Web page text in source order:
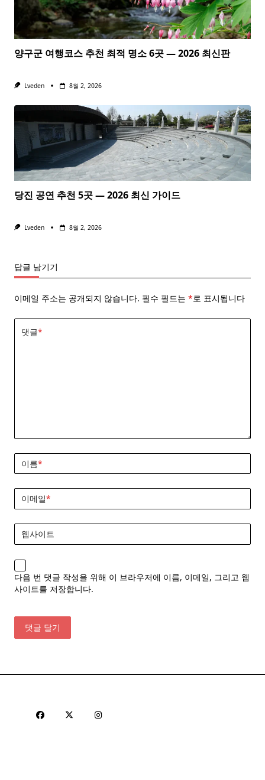
양구군 여행코스 추천 최적 명소 6곳 — 2026 최신판
Lveden 8월 2, 2026
당진 공연 추천 5곳 — 2026 최신 가이드
Lveden 8월 2, 2026
답글 남기기
이메일 주소는 공개되지 않습니다. 필수 필드는 *로 표시됩니다
댓글*
이름*
이메일*
웹사이트
다음 번 댓글 작성을 위해 이 브라우저에 이름, 이메일, 그리고 웹
사이트를 저장합니다.